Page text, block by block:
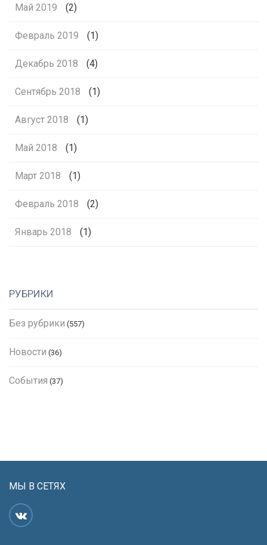
Май 2019 (2)
Февраль 2019 (1)
Декабрь 2018 (4)
Сентябрь 2018 (1)
Август 2018 (1)
Май 2018 (1)
Март 2018 (1)
Февраль 2018 (2)
Январь 2018 (1)
РУБРИКИ
Без рубрики (557)
Новости (36)
События (37)
МЫ В СЕТЯХ